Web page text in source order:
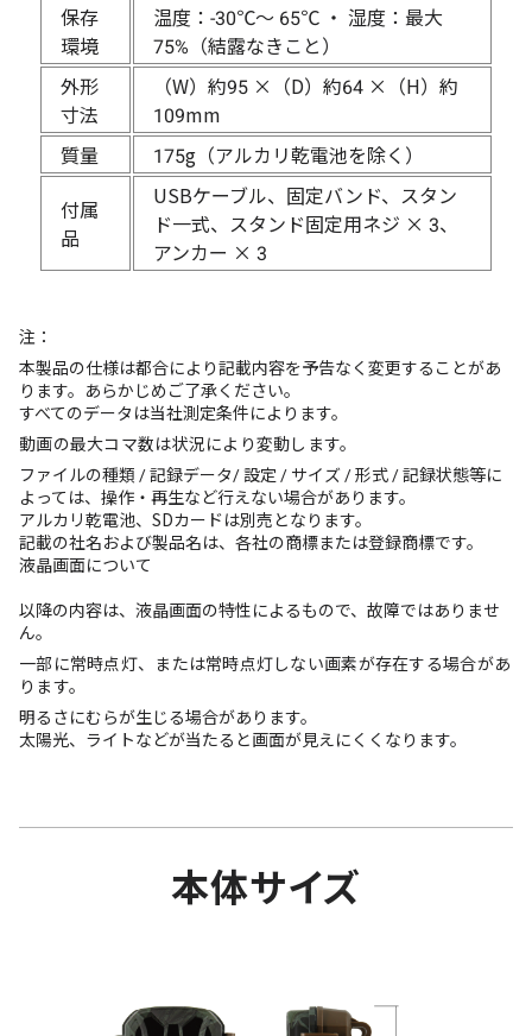
保存
環境
温度：-30℃〜 65℃ ・ 湿度：最大
75%（結露なきこと）
外形
寸法
（W）約95 ×（D）約64 ×（H）約
109mm
質量
175g（アルカリ乾電池を除く）
付属
品
USBケーブル、固定バンド、スタン
ド一式、スタンド固定用ネジ × 3、
アンカー × 3
注：
本製品の仕様は都合により記載内容を予告なく変更することがあ
ります。あらかじめご了承ください。
すべてのデータは当社測定条件によります。
動画の最大コマ数は状況により変動します。
ファイルの種類 / 記録データ/ 設定 / サイズ / 形式 / 記録状態等に
よっては、操作・再生など行えない場合があります。
アルカリ乾電池、SDカードは別売となります。
記載の社名および製品名は、各社の商標または登録商標です。
液晶画面について
以降の内容は、液晶画面の特性によるもので、故障ではありませ
ん。
一部に常時点灯、または常時点灯しない画素が存在する場合があ
ります。
明るさにむらが生じる場合があります。
太陽光、ライトなどが当たると画面が見えにくくなります。
本体サイズ